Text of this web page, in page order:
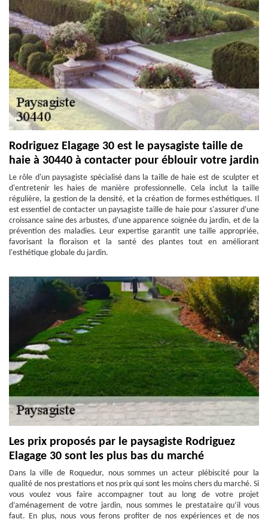
Rodriguez Elagage 30 est le paysagiste taille de
haie à 30440 à contacter pour éblouir votre jardin
Le rôle d'un paysagiste spécialisé dans la taille de haie est de sculpter et
d'entretenir les haies de manière professionnelle. Cela inclut la taille
régulière, la gestion de la densité, et la création de formes esthétiques. Il
est essentiel de contacter un paysagiste taille de haie pour s'assurer d'une
croissance saine des arbustes, d'une apparence soignée du jardin, et de la
prévention des maladies. Leur expertise garantit une taille appropriée,
favorisant la floraison et la santé des plantes tout en améliorant
l'esthétique globale du jardin.
Les prix proposés par le paysagiste Rodriguez
Elagage 30 sont les plus bas du marché
Dans la ville de Roquedur, nous sommes un acteur plébiscité pour la
qualité de nos prestations et nos prix qui sont les moins chers du marché. Si
vous voulez vous faire accompagner tout au long de votre projet
d’aménagement de votre jardin, nous sommes le prestataire qu’il vous
faut. En plus, nous vous ferons profiter de nos expériences et de nos